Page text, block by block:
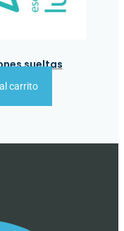
sueltas
carrito